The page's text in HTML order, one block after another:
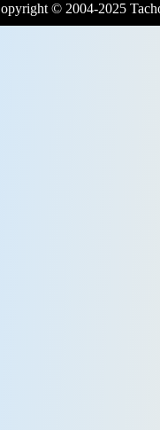
© 2004-2025